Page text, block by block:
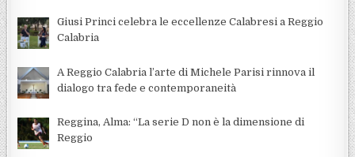
Giusi Princi celebra le eccellenze Calabresi a Reggio
Calabria
A Reggio Calabria l’arte di Michele Parisi rinnova il
dialogo tra fede e contemporaneità
Reggina, Alma: “La serie D non è la dimensione di
Reggio